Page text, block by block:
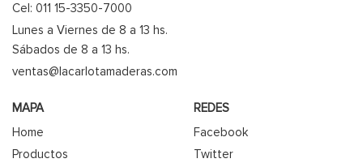
Cel: 011 15-3350-7000
Lunes a Viernes de 8 a 13 hs.
Sábados de 8 a 13 hs.
ventas@lacarlotamaderas.com
MAPA
Home
Productos
REDES
Facebook
Twitter